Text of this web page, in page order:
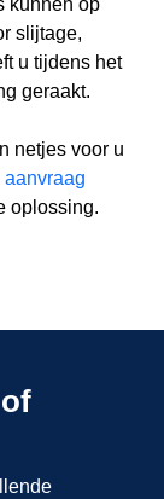
kunnen op
slijtage,
u tijdens het
geraakt.
netjes voor u
aanvraag
oplossing.